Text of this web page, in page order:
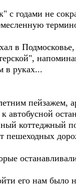
годами не
в
в руках...
пейзажем,
автобусной
коттеджный
пешеходных
его нам было